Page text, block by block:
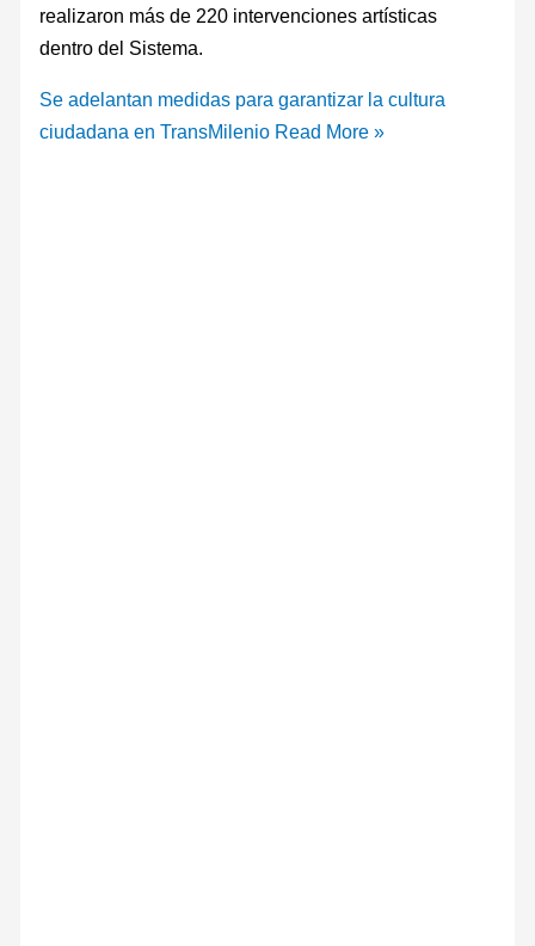
realizaron más de 220 intervenciones artísticas
dentro del Sistema.
Se adelantan medidas para garantizar la cultura
ciudadana en TransMilenio Read More »